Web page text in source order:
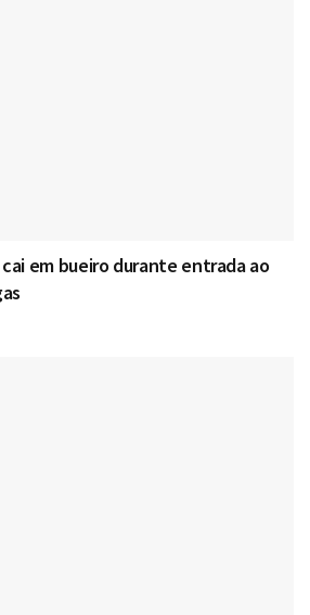
em bueiro durante entrada ao